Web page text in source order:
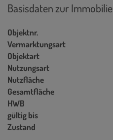
Basisdaten zur Immobilie
Objektnr.
Vermarktungsart
Objektart
Nutzungsart
Nutzfläche
Gesamtfläche
HWB
gültig bis
Zustand